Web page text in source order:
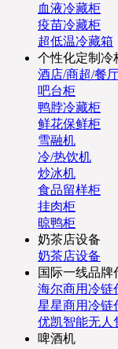
血液冷藏柜
疫苗冷藏柜
超低温冷藏箱
个性化定制冷
酒店/商超/餐
吧台柜
鸭脖冷藏柜
鲜花保鲜柜
雪融机
冷/热饮机
炒冰机
食品留样柜
挂肉柜
晾鸭柜
奶茶店设备
奶茶店设备
国际一线品牌
海尔商用冷链
星星商用冷链
优凯智能无人
啤酒机